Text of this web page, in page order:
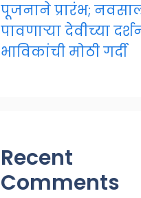
पूजनाने प्रारंभ;
पावणाऱ्या देवीच्या
भाविकांची मोठी गर्दी
Recent
Comments